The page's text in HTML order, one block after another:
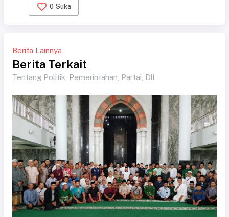
0 Suka
Berita Lainnya
Berita Terkait
Tentang Politik, Pemerintahan, Partai, Dll